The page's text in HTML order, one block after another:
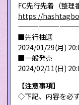
FC先行先着（整理
https://
■先行抽選
2024/01/29(月)
■一般発売
2024/02/11(日)
【注意事項】
◇下記、内容を必